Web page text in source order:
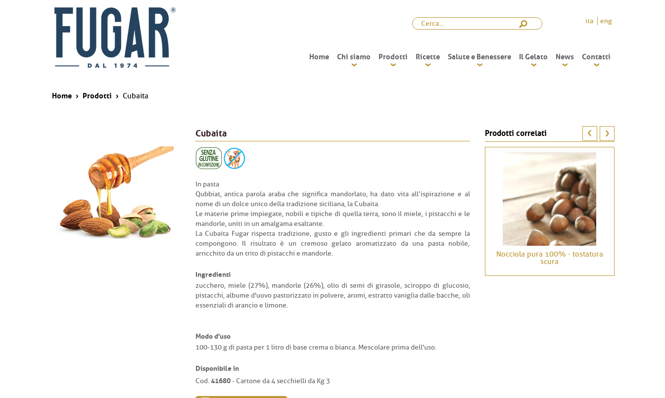
ita eng
Home Chi siamo Prodotti Ricette Salute e Benessere Il Gelato News Contatti
Home › Prodotti › Cubaita
Cubaita
In pasta
Qubbiat, antica parola araba che significa mandorlato, ha dato vita all’ispirazione e al
nome di un dolce unico della tradizione siciliana, la Cubaita.
Le materie prime impiegate, nobili e tipiche di quella terra, sono il miele, i pistacchi e le
mandorle, uniti in un amalgama esaltante.
La Cubaita Fugar rispetta tradizione, gusto e gli ingredienti primari che da sempre la
compongono. Il risultato è un cremoso gelato aromatizzato da una pasta nobile,
arricchito da un trito di pistacchi e mandorle.
Ingredienti
zucchero, miele (27%), mandorle (26%), olio di semi di girasole, sciroppo di glucosio,
pistacchi, albume d'uovo pastorizzato in polvere, aromi, estratto vaniglia dalle bacche, oli
essenziali di arancio e limone.
Modo d'uso
100-130 g di pasta per 1 litro di base crema o bianca. Mescolare prima dell'uso.
Disponibile in
Cod.41680- Cartone da 4 secchielli da Kg 3
Prodotti correlati
Nocciola pura 100% - tostatura
scura